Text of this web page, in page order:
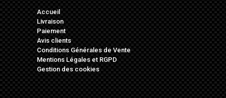
Accueil
Livraison
Paiement
Avis clients
Conditions Générales de Vente
Mentions LégalesetRGPD
Gestion des cookies